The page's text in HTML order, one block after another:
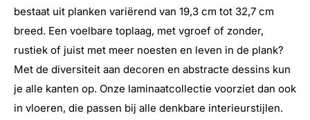
bestaat uit planken variërend van 19,3 cm tot 32,7 cm
breed. Een voelbare toplaag, met vgroef of zonder,
rustiek of juist met meer noesten en leven in de plank?
Met de diversiteit aan decoren en abstracte dessins kun
je alle kanten op. Onze laminaatcollectie voorziet dan ook
in vloeren, die passen bij alle denkbare interieurstijlen.